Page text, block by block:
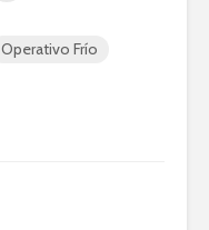
Operativo Frío